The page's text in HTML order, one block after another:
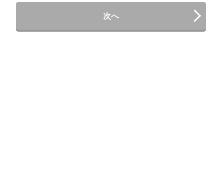
次へ